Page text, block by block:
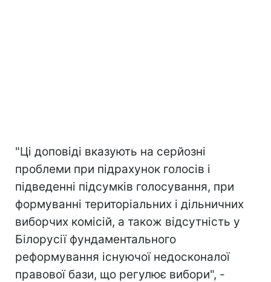
"Ці доповіді вказують на серйозні
проблеми при підрахунок голосів і
підведенні підсумків голосування, при
формуванні територіальних і дільничних
виборчих комісій, а також відсутність у
Білорусії фундаментального
реформування існуючої недосконалої
правової бази, що регулює вибори", -